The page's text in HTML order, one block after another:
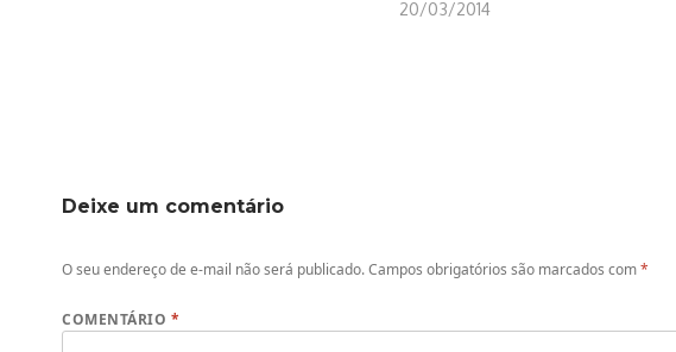
20/03/2014
Deixe um comentário
O seu endereço de e-mail não será publicado.Campos obrigatórios são marcados com*
COMENTÁRIO *